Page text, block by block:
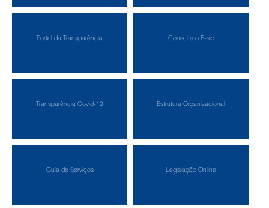
Portal da Transparência Consulte o E-sic
Transparência Covid-19 Estrutura Organizacional
Guia de Serviços Legislação Online